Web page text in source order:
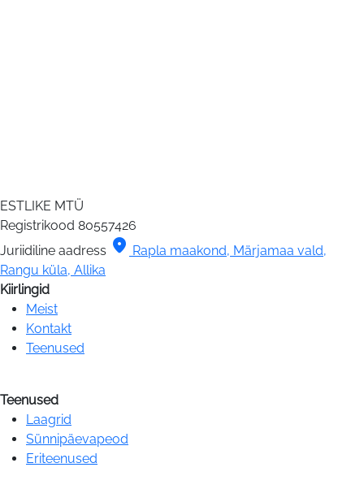
ESTLIKE MTÜ
Registrikood 80557426
Juriidiline aadress location_on Rapla maakond, Märjamaa vald,
Rangu küla, Allika
Kiirlingid
Meist
Kontakt
Teenused
Teenused
Laagrid
Sünnipäevapeod
Eriteenused